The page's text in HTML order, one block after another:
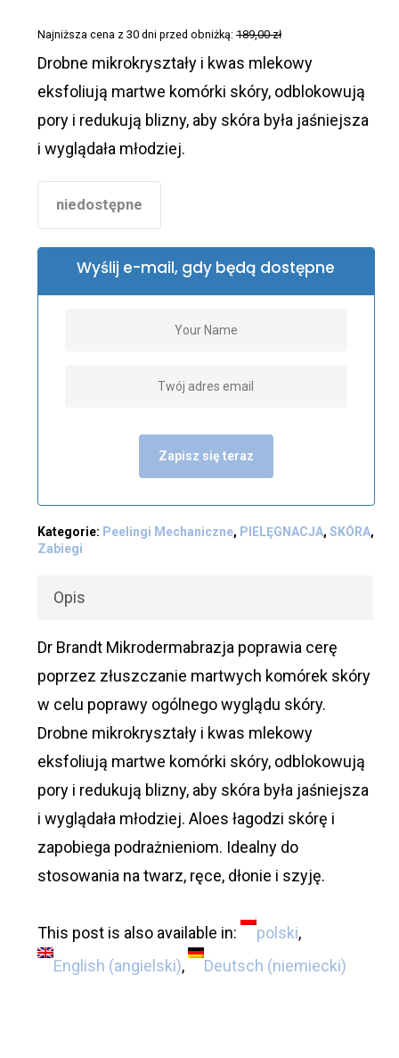
325,00 zł. 189,00 zł.
Najniższa cena z 30 dni przed obniżką:189,00 zł
Drobne mikrokryształy i kwas mlekowy
eksfoliują martwe komórki skóry, odblokowują
pory i redukują blizny, aby skóra była jaśniejsza
i wyglądała młodziej.
niedostępne
Wyślij e-mail, gdy będą dostępne
Zapisz się teraz
Kategorie: Peelingi Mechaniczne, PIELĘGNACJA, SKÓRA,
Zabiegi
Opis
Dr Brandt Mikrodermabrazja poprawia cerę
poprzez złuszczanie martwych komórek skóry
w celu poprawy ogólnego wyglądu skóry.
Drobne mikrokryształy i kwas mlekowy
eksfoliują martwe komórki skóry, odblokowują
pory i redukują blizny, aby skóra była jaśniejsza
i wyglądała młodziej. Aloes łagodzi skórę i
zapobiega podrażnieniom. Idealny do
stosowania na twarz, ręce, dłonie i szyję.
This post is also available in:
polski
English (angielski) Deutsch (niemiecki)